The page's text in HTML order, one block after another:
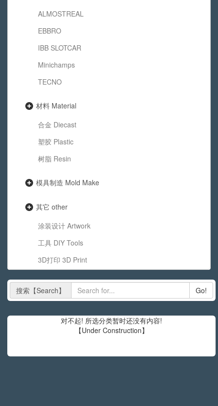
ALMOSTREAL
EBBRO
IBB SLOTCAR
Minichamps
TECNO
材料 Material
合金 Diecast
塑胶 Plastic
树脂 Resin
模具制造 Mold Make
其它 other
涂装设计 Artwork
工具 DIY Tools
3D打印 3D Print
搜索【Search】 Go!
对不起! 所选分类暂时还没有内容!
【Under Construction】